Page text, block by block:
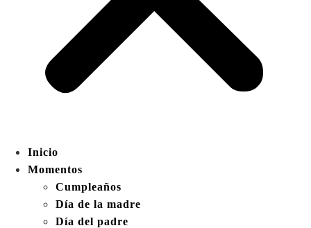
Inicio
Momentos
Cumpleaños
Día de la madre
Día del padre